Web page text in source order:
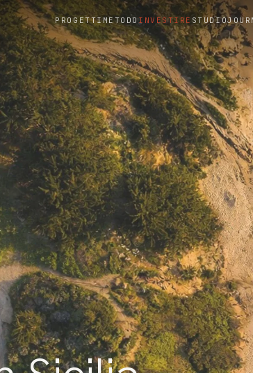
PROGETTIMETODO INVESTIRE STUDIO